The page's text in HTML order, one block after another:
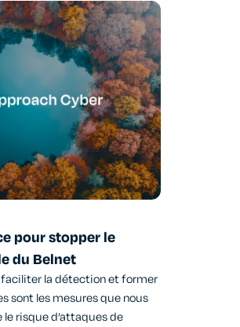
pour stopper le
du Belnet
faciliter la détection et former
sont les mesures que nous
risque d’attaques de